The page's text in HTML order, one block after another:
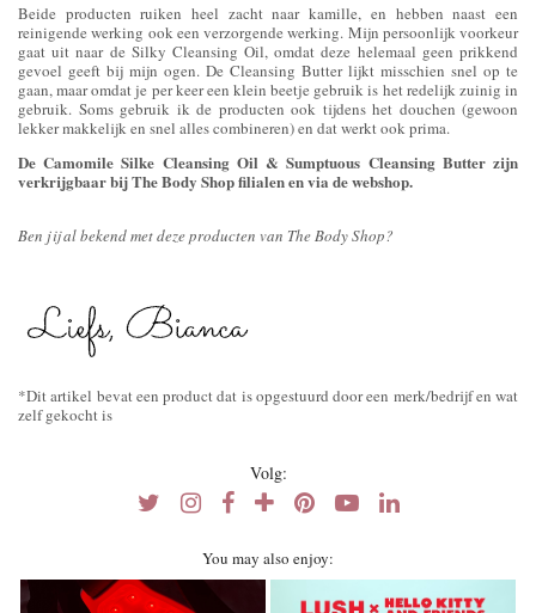
Beide producten ruiken heel zacht naar kamille, en hebben naast een
reinigende werking ook een verzorgende werking. Mijn persoonlijk voorkeur
gaat uit naar de Silky Cleansing Oil, omdat deze helemaal geen prikkend
gevoel geeft bij mijn ogen. De Cleansing Butter lijkt misschien snel op te
gaan, maar omdat je per keer een klein beetje gebruik is het redelijk zuinig in
gebruik. Soms gebruik ik de producten ook tijdens het douchen (gewoon
lekker makkelijk en snel alles combineren) en dat werkt ook prima.
De Camomile Silke Cleansing Oil & Sumptuous Cleansing Butter zijn
verkrijgbaar bij The Body Shop filialen en via de webshop.
Ben jij al bekend met deze producten van The Body Shop?
*Dit artikel bevat een product dat is opgestuurd door een merk/bedrijf en wat
zelf gekocht is
Volg:
You may also enjoy: